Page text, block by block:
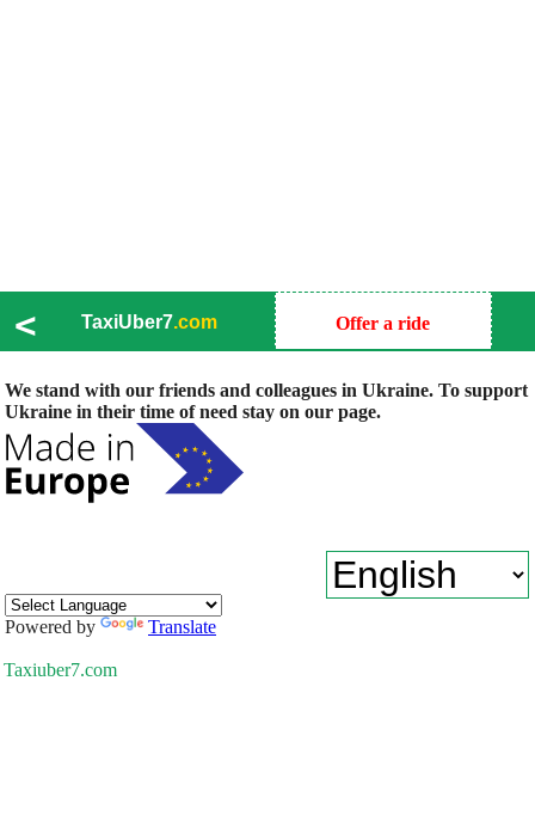
< TaxiUber7.com Offer a ride
We stand with our friends and colleagues in Ukraine. To support
Ukraine in their time of need stay on our page.
Powered by Translate
Taxiuber7.com